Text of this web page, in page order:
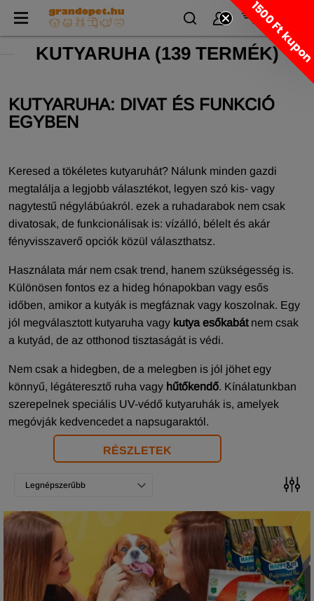
KUTYARUHA(139 TERMÉK)
RÉSZLETEK
KUTYARUHA: DIVAT ÉS FUNKCIÓ
EGYBEN
Keresed a tökéletes kutyaruhát? Nálunk minden gazdi
megtalálja a legjobb választékot, legyen szó kis- vagy
nagytestű négylábúakról. ezek a ruhadarabok nem csak
divatosak, de funkcionálisak is: vízálló, bélelt és akár
fényvisszaverő opciók közül választhatsz.
Használata már nem csak trend, hanem szükségesség is.
Különösen fontos ez a hideg hónapokban vagy esős
időben, amikor a kutyák is megfáznak vagy koszolnak. Egy
jól megválasztott kutyaruha vagy kutya esőkabátnem csak
a kutyád, de az otthonod tisztaságát is védi.
Nem csak a hidegben, de a melegben is jól jöhet egy
könnyű, légáteresztő ruha vagy hűtőkendő. Kínálatunkban
szerepelnek speciális UV-védő kutyaruhák is, amelyek
megóvják kedvencedet a napsugaraktól.
Legnépszerűbb
1500 Ft